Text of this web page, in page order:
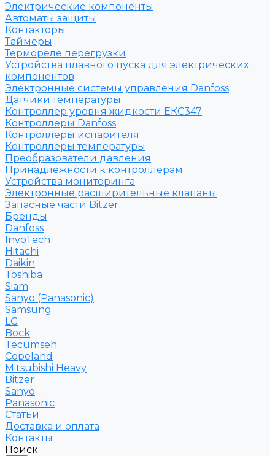
Электрические компоненты
Автоматы защиты
Контакторы
Таймеры
Термореле перегрузки
Устройства плавного пуска для электрических
компонентов
Электронные системы управления Danfoss
Датчики температуры
Контроллер уровня жидкости ЕКС347
Контроллеры Danfoss
Контроллеры испарителя
Контроллеры температуры
Преобразователи давления
Принадлежности к контроллерам
Устройства мониторинга
Электронные расширительные клапаны
Запасные части Bitzer
Бренды
Danfoss
InvoTech
Hitachi
Daikin
Toshiba
Siam
Sanyo (Panasonic)
Samsung
LG
Bock
Tecumseh
Copeland
Mitsubishi Heavy
Bitzer
Sanyo
Рanasonic
Статьи
Доставка и оплата
Контакты
Поиск